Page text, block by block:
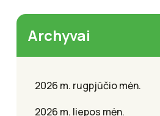
Archyvai
2026 m. rugpjūčio mėn.
2026 m. liepos mėn.